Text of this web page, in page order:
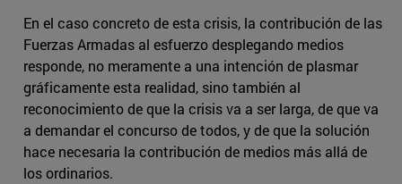
En el caso concreto de esta crisis, la contribución de las
Fuerzas Armadas al esfuerzo desplegando medios
responde, no meramente a una intención de plasmar
gráficamente esta realidad, sino también al
reconocimiento de que la crisis va a ser larga, de que va
a demandar el concurso de todos, y de que la solución
hace necesaria la contribución de medios más allá de
los ordinarios.